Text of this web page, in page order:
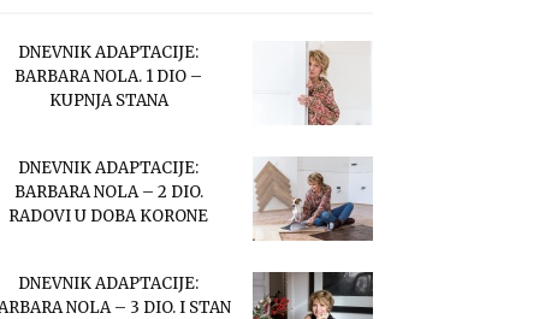
DNEVNIK ADAPTACIJE:
BARBARA NOLA. 1 DIO –
KUPNJA STANA
DNEVNIK ADAPTACIJE:
BARBARA NOLA – 2 DIO.
RADOVI U DOBA KORONE
DNEVNIK ADAPTACIJE:
NOLA – 3 DIO. I STAN